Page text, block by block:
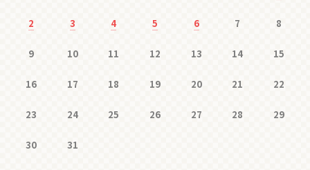
2 3 4 5 6 7 8
9 10 11 12 13 14 15
16 17 18 19 20 21 22
23 24 25 26 27 28 29
30 31